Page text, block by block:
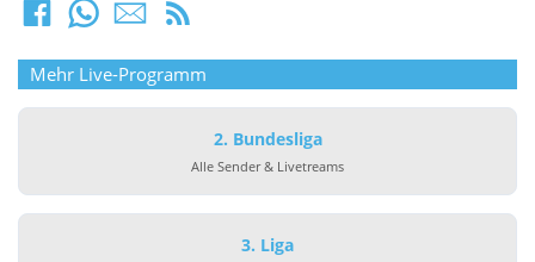
Mehr Live-Programm
2. Bundesliga
Alle Sender & Livetreams
3. Liga